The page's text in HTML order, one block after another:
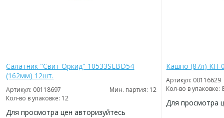
Салатник "Свит Оркид" 10533SLBD54
(162мм) 12шт.
Артикул: 00118697
Мин. партия: 12
Кол-во в упаковке: 12
Для просмотра цен авторизуйтесь
Кашпо (87л) КП-
Артикул: 00116629
Кол-во в упаковке:
Для просмотра